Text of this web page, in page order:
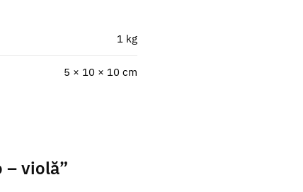
1 kg
5 × 10 × 10 cm
– violă”